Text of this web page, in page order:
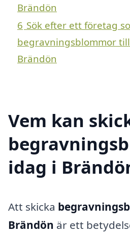
Brändön
6 Sök efter ett företag
begravningsblommor
Brändön
Vem kan
idag i
Att skicka
Brändön är ett